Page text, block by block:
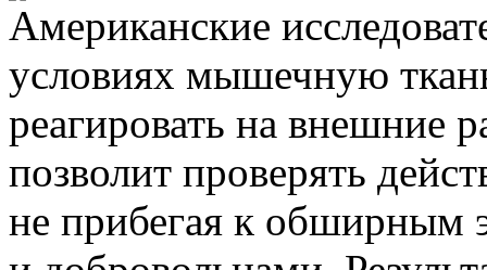
Американские
условиях мышечную
реагировать на внешние
позволит проверять
не прибегая к обширным